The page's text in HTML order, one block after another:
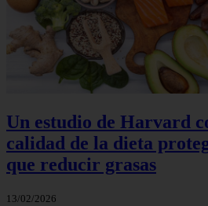
Un estudio de Harvard
calidad de la dieta
que reducir grasas
13/02/2026